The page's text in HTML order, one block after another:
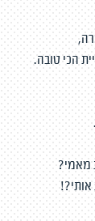
הכי טובה.
מאמי?